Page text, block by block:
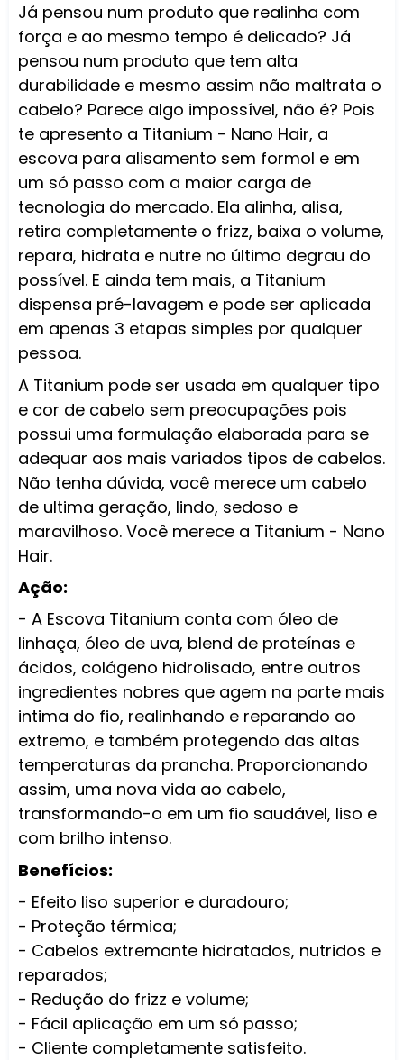
Já pensou num produto que realinha com
força e ao mesmo tempo é delicado? Já
pensou num produto que tem alta
durabilidade e mesmo assim não maltrata o
cabelo? Parece algo impossível, não é? Pois
te apresento a Titanium - Nano Hair, a
escova para alisamento sem formol e em
um só passo com a maior carga de
tecnologia do mercado. Ela alinha, alisa,
retira completamente o frizz, baixa o volume,
repara, hidrata e nutre no último degrau do
possível. E ainda tem mais, a Titanium
dispensa pré-lavagem e pode ser aplicada
em apenas 3 etapas simples por qualquer
pessoa.
A Titanium pode ser usada em qualquer tipo
e cor de cabelo sem preocupações pois
possui uma formulação elaborada para se
adequar aos mais variados tipos de cabelos.
Não tenha dúvida, você merece um cabelo
de ultima geração, lindo, sedoso e
maravilhoso. Você merece a Titanium - Nano
Hair.
Ação:
- A Escova Titanium conta com óleo de
linhaça, óleo de uva, blend de proteínas e
ácidos, colágeno hidrolisado, entre outros
ingredientes nobres que agem na parte mais
intima do fio, realinhando e reparando ao
extremo, e também protegendo das altas
temperaturas da prancha. Proporcionando
assim, uma nova vida ao cabelo,
transformando-o em um fio saudável, liso e
com brilho intenso.
Benefícios:
- Efeito liso superior e duradouro;
- Proteção térmica;
- Cabelos extremante hidratados, nutridos e
reparados;
- Redução do frizz e volume;
- Fácil aplicação em um só passo;
- Cliente completamente satisfeito.